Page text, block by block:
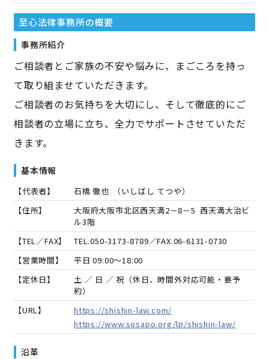
至心法律事務所の概要
事務所紹介
ご相談者とご家族の不安や悩みに、まごころを持っ
て取り組ませていただきます。
ご相談者のお気持ちを大切にし、そして徹底的にご
相談者の立場に立ち、全力でサポートさせていただ
きます。
基本情報
【代表者】 石橋 徹也 （いしばし てつや）
【住所】
大阪府大阪市北区西天満2－8－5 西天満大治ビ
ル3階
【TEL／FAX】
TEL.050-3173-8789／FAX.06-6131-0730
【営業時間】
平日 09:00～18:00
【定休日】
土 ／ 日 ／ 祝（休日、時間外対応可能・要予
約）
【URL】
https://shishin-law.com/
https://www.sosapo.org/lp/shishin-law/
沿革